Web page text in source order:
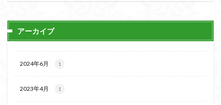
アーカイブ
2024年6月 1
2023年4月 1